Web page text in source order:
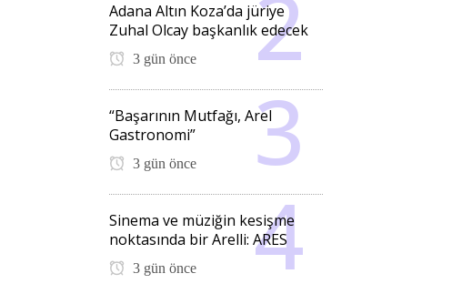
Adana Altın Koza’da jüriye
Zuhal Olcay başkanlık edecek
3 gün önce
“Başarının Mutfağı, Arel
Gastronomi”
3 gün önce
Sinema ve müziğin kesişme
noktasında bir Arelli: ARES
3 gün önce